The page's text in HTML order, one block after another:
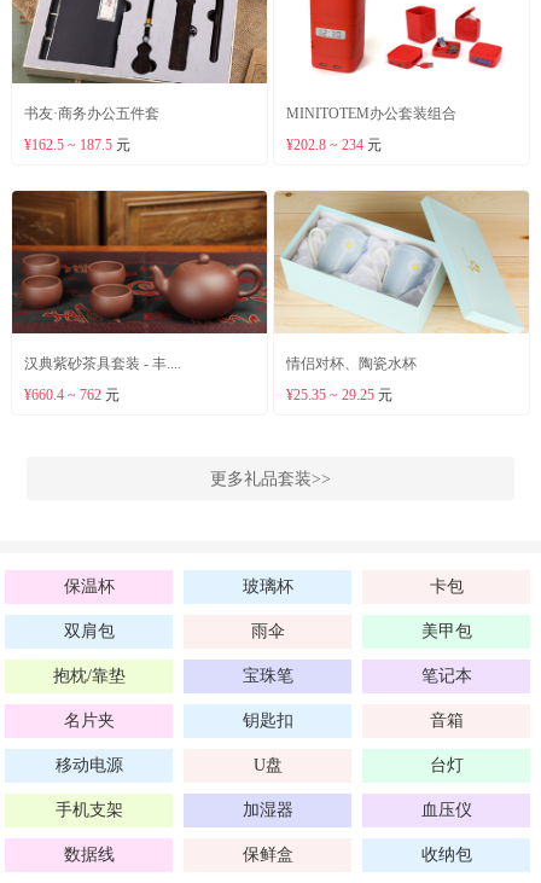
书友·商务办公五件套
¥162.5 ~ 187.5元
MINITOTEM办公套装组合
¥202.8 ~ 234 元
汉典紫砂茶具套装 - 丰....
¥660.4 ~ 762元
情侣对杯、陶瓷水杯
¥25.35 ~ 29.25 元
更多礼品套装>>
保温杯 玻璃杯 卡包
双肩包 雨伞 美甲包
抱枕/靠垫 宝珠笔 笔记本
名片夹 钥匙扣 音箱
移动电源 U盘 台灯
手机支架 加湿器 血压仪
数据线 保鲜盒 收纳包